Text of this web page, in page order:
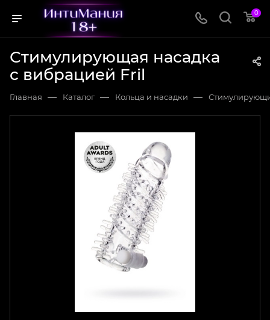
0
Стимулирующая насадка
с вибрацией Fril
Главная — Каталог — Кольца и насадки —